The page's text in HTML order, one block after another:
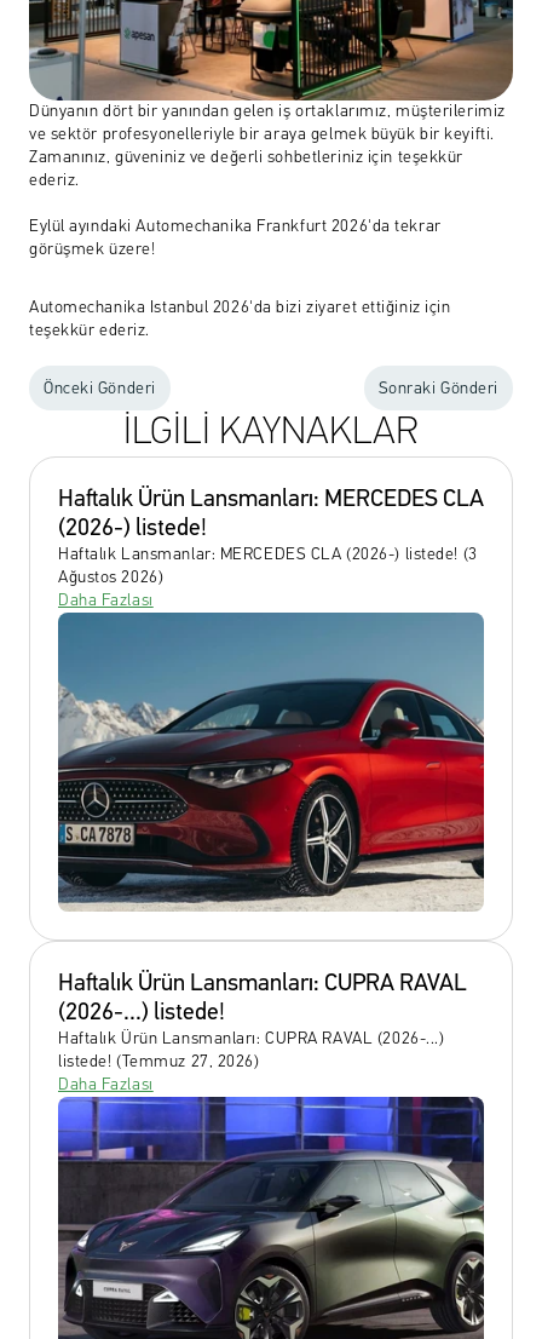
Dünyanın dört bir yanından gelen iş ortaklarımız, müşterilerimiz
ve sektör profesyonelleriyle bir araya gelmek büyük bir keyifti.
Zamanınız, güveniniz ve değerli sohbetleriniz için teşekkür
ederiz.
Eylül ayındaki Automechanika Frankfurt 2026'da tekrar
görüşmek üzere!
Automechanika Istanbul 2026'da bizi ziyaret ettiğiniz için
teşekkür ederiz.
Önceki Gönderi Sonraki Gönderi
İLGİLİ KAYNAKLAR
Haftalık Ürün Lansmanları: MERCEDES CLA
(2026-) listede!
Haftalık Lansmanlar: MERCEDES CLA (2026-) listede! (3
Ağustos 2026)
Daha Fazlası
Haftalık Ürün Lansmanları: CUPRA RAVAL
(2026-...) listede!
Haftalık Ürün Lansmanları: CUPRA RAVAL (2026-...)
listede! (Temmuz 27, 2026)
Daha Fazlası